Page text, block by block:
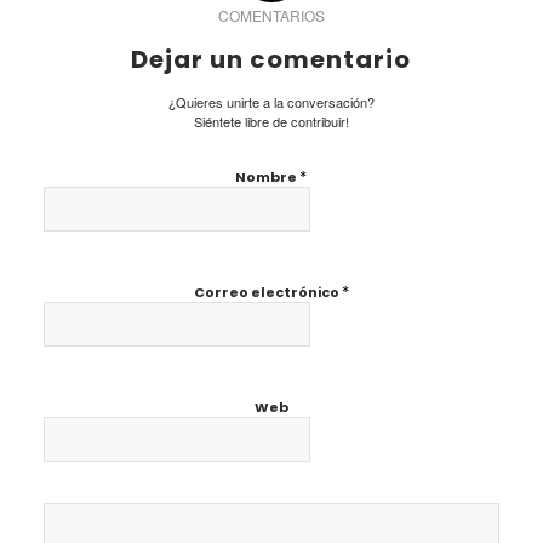
COMENTARIOS
Dejar un comentario
¿Quieres unirte a la conversación?
Siéntete libre de contribuir!
Nombre *
Correo electrónico *
Web